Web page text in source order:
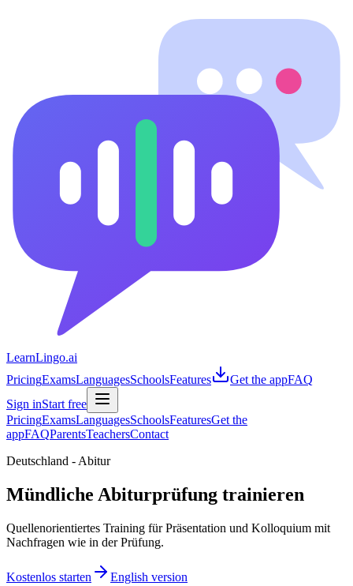
LearnLingo.ai
PricingExamsLanguagesSchoolsFeatures Get the appFAQ
Sign inStart free
PricingExamsLanguagesSchoolsFeaturesGet the
appFAQParentsTeachersContact
Deutschland - Abitur
Mündliche Abiturprüfung trainieren
Quellenorientiertes Training für Präsentation und Kolloquium mit
Nachfragen wie in der Prüfung.
Kostenlos starten English version